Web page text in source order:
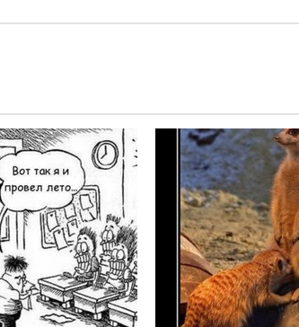
истерико_О
Стивен
Кинг,
начало..